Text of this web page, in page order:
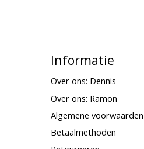
Informatie
Over ons: Dennis
Over ons: Ramon
Algemene voorwaarden
Betaalmethoden